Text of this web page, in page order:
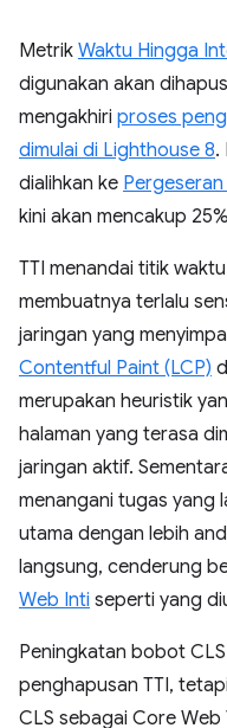
Metrik Waktu Hingga
digunakan akan
mengakhiri proses
dimulai di Lighthouse 8.
dialihkan ke
kini akan mencakup
TTI menandai titik
membuatnya terlalu
jaringan yang
Contentful Paint (LCP)
merupakan heuristik
halaman yang terasa
jaringan aktif.
menangani tugas yang
utama dengan lebih
langsung, cenderung
Web Inti seperti yang
Peningkatan bobot
penghapusan TTI,
CLS sebagai Core